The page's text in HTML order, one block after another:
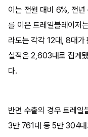
이는 전월 대비 6%, 전
를 이은 트레일블레이저
라도는 각각 12대, 8대가
실적은 2,603대로 집계
다.
반면 수출의 경우 트레
3만 761대 등 5만 304대